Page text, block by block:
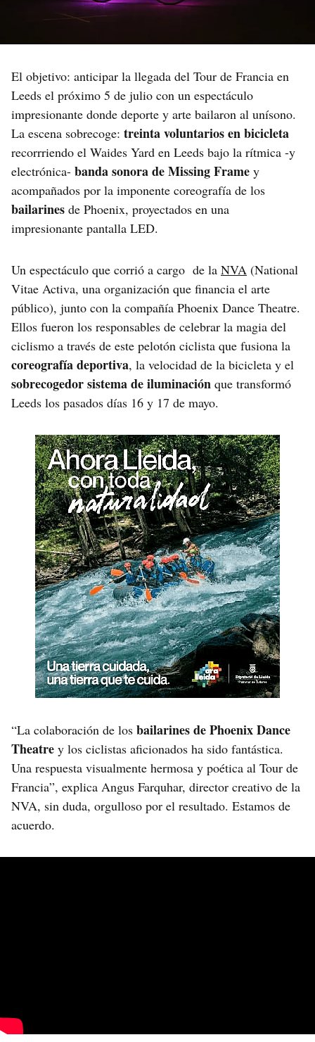
El objetivo: anticipar la llegada del Tour de Francia en
Leeds el próximo 5 de julio con un espectáculo
impresionante donde deporte y arte bailaron al unísono.
La escena sobrecoge: treinta voluntarios en bicicleta
recorrriendo el Waides Yard en Leeds bajo la rítmica -y
electrónica- banda sonora de Missing Frame y
acompañados por la imponente coreografía de los
bailarines de Phoenix, proyectados en una
impresionante pantalla LED.
Un espectáculo que corrió a cargo de la NVA (National
Vitae Activa, una organización que financia el arte
público), junto con la compañía Phoenix Dance Theatre.
Ellos fueron los responsables de celebrar la magia del
ciclismo a través de este pelotón ciclista que fusiona la
coreografía deportiva, la velocidad de la bicicleta y el
sobrecogedor sistema de iluminación que transformó
Leeds los pasados días 16 y 17 de mayo.
“La colaboración de los bailarines de Phoenix Dance
Theatre y los ciclistas aficionados ha sido fantástica.
Una respuesta visualmente hermosa y poética al Tour de
Francia”, explica Angus Farquhar, director creativo de la
NVA, sin duda, orgulloso por el resultado. Estamos de
acuerdo.